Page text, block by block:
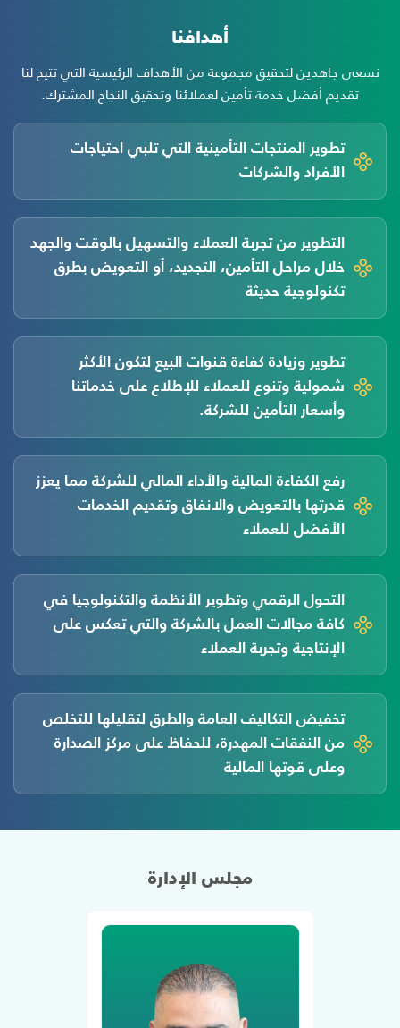
أهدافنا
نسعى جاهدين لتحقيق مجموعة من الأهداف الرئيسية التي تتيح لنا
تقديم أفضل خدمة تأمين لعملائنا وتحقيق النجاح المشترك.
تطوير المنتجات التأمينية التي تلبي احتياجات
الأفراد والشركات
التطوير من تجربة العملاء والتسهيل بالوقت والجهد
خلال مراحل التأمين، التجديد، أو التعويض بطرق
تكنولوجية حديثة
تطوير وزيادة كفاءة قنوات البيع لتكون الأكثر
شمولية وتنوع للعملاء للإطلاع على خدماتنا
وأسعار التأمين للشركة.
رفع الكفاءة المالية والأداء المالي للشركة مما يعزز
قدرتها بالتعويض والانفاق وتقديم الخدمات
الأفضل للعملاء
التحول الرقمي وتطوير الأنظمة والتكنولوجيا في
كافة مجالات العمل بالشركة والتي تعكس على
الإنتاجية وتجربة العملاء
تخفيض التكاليف العامة والطرق لتقليلها للتخلص
من النفقات المهدرة، للحفاظ على مركز الصدارة
وعلى قوتها المالية
مجلس الإدارة